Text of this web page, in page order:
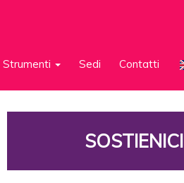
Strumenti Sedi Contatti
SOSTIENICI